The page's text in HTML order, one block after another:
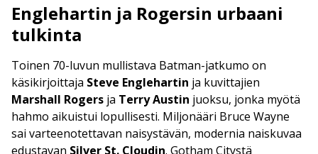
Englehartin ja Rogersin urbaani
tulkinta
Toinen 70-luvun mullistava Batman-jatkumo on
käsikirjoittaja Steve Englehartin ja kuvittajien
Marshall Rogers ja Terry Austin juoksu, jonka myötä
hahmo aikuistui lopullisesti. Miljonääri Bruce Wayne
sai varteenotettavan naisystävän, modernia naiskuvaa
edustavan Silver St. Cloudin. Gotham Citystä